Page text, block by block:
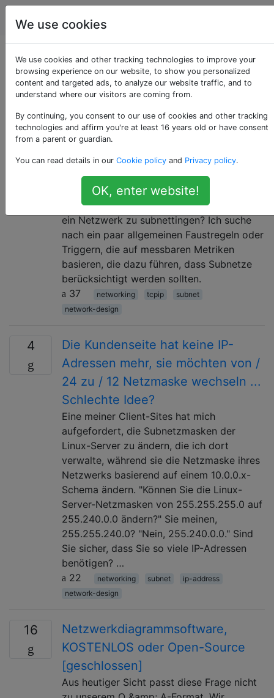
Serveradministratoren
Als «network-
design» getaggte
Fragen
begonnen werden?
Unter welchen Bedingungen fängt man an,
ein Netzwerk zu subnettingen? Ich suche
nach ein paar allgemeinen Faustregeln oder
Triggern, die auf messbaren Metriken
basieren, die dazu führen, dass Subnetze
berücksichtigt werden sollten.
37
networking tcpip
subnet
network-design
4
Die Kundenseite hat keine IP-
Adressen mehr, sie möchten von /
24 zu / 12 Netzmaske wechseln ...
Schlechte Idee?
Eine meiner Client-Sites hat mich
aufgefordert, die Subnetzmasken der
Linux-Server zu ändern, die ich dort
verwalte, während sie die Netzmaske ihres
Netzwerks basierend auf einem 10.0.0.x-
Schema ändern. "Können Sie die Linux-
Server-Netzmasken von 255.255.255.0 auf
255.240.0.0 ändern?" Sie meinen,
255.255.240.0? "Nein, 255.240.0.0." Sind
Sie sicher, dass Sie so viele IP-Adressen
benötigen? …
22
networking subnet
ip-address
network-design
16
Netzwerkdiagrammsoftware,
KOSTENLOS oder Open-Source
[geschlossen]
Aus heutiger Sicht passt diese Frage nicht
We use cookies
We use cookies and other tracking technologies to improve your
browsing experience on our website, to show you personalized
content and targeted ads, to analyze our website traffic, and to
understand where our visitors are coming from.
By continuing, you consent to our use of cookies and other tracking
technologies and affirm you're at least 16 years old or have consent
from a parent or guardian.
You can read details in our Cookie policy and Privacy policy.
OK, enter website!